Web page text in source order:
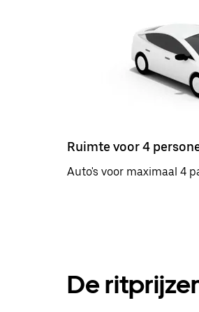
Ruimte voor 4
Auto's voor maximaal 4
De